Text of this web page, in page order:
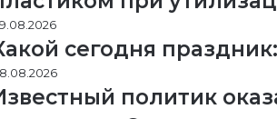
сегодня
политик